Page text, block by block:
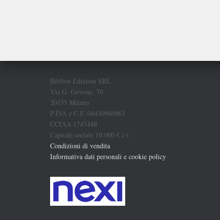
Biblion Edizioni SRL
Via G. Govone, 70
20155 Milano
P.IVA e C.F. 04430980963
CCIAA 1747448
Capitale sociale 10.000 € i.v.
Condizioni di vendita
Informativa dati personali e cookie policy